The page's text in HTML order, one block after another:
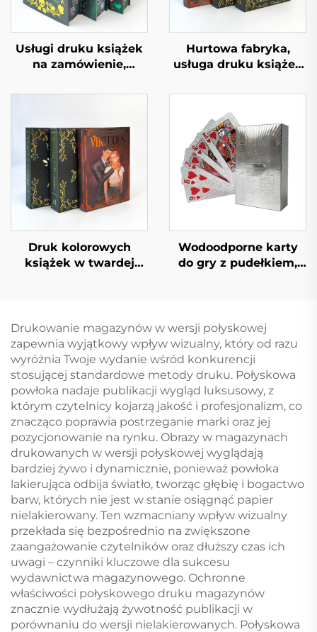
Usługi druku książek
na zamówienie,
offsetowy, twarde
farbowanymi
krawędziami kartek i
obwolutą
Hurtowa fabryka,
usługa druku książek
twardych okładek,
książki w twardej
oprawie, druk zbiorczy
z farbowanymi
krawędziami kartek
Druk kolorowych
książek w twardej
krawędziami kartek,
usługa druku książek
Wodoodporne karty
do gry z pudełkiem,
niestandardowe karty
do pokera
Drukowanie magazynów w wersji połyskowej
zapewnia wyjątkowy wpływ wizualny, który od razu
wyróżnia Twoje wydanie wśród konkurencji
stosującej standardowe metody druku. Połyskowa
powłoka nadaje publikacji wygląd luksusowy, z
którym czytelnicy kojarzą jakość i profesjonalizm, co
znacząco poprawia postrzeganie marki oraz jej
pozycjonowanie na rynku. Obrazy w magazynach
drukowanych w wersji połyskowej wyglądają
bardziej żywo i dynamicznie, ponieważ powłoka
lakierująca odbija światło, tworząc głębię i bogactwo
barw, których nie jest w stanie osiągnąć papier
nielakierowany. Ten wzmacniany wpływ wizualny
przekłada się bezpośrednio na zwiększone
zaangażowanie czytelników oraz dłuższy czas ich
uwagi – czynniki kluczowe dla sukcesu
wydawnictwa magazynowego. Ochronne
właściwości połyskowego druku magazynów
znacznie wydłużają żywotność publikacji w
porównaniu do wersji nielakierowanych. Połyskowa